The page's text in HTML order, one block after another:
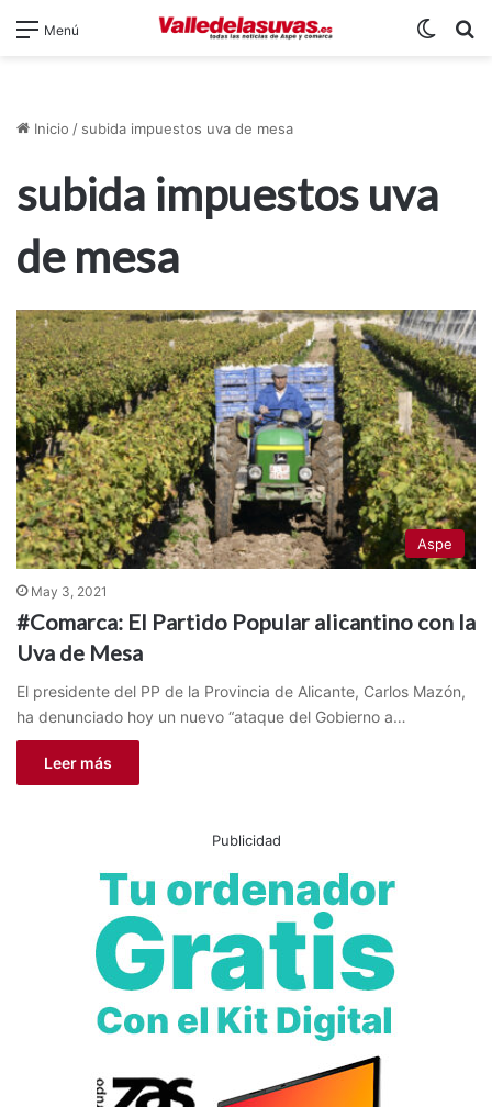
Menú
Inicio / subida impuestos uva de mesa
subida impuestos uva
de mesa
Aspe
May 3, 2021
#Comarca: El Partido Popular alicantino con la
Uva de Mesa
El presidente del PP de la Provincia de Alicante, Carlos Mazón,
ha denunciado hoy un nuevo “ataque del Gobierno a…
Leer más
Publicidad